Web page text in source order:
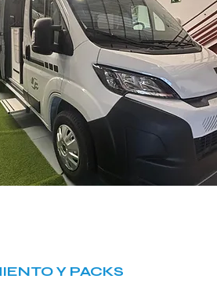
Y PACKS